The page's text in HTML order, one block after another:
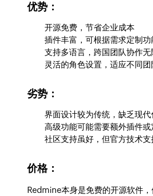
优势：
开源免费，节省企业成本
插件丰富，可根据需求定制功
支持多语言，跨国团队协作无
灵活的角色设置，适应不同团
劣势：
界面设计较为传统，缺乏现代
高级功能可能需要额外插件
社区支持虽好，但官方技术
价格：
Redmine本身是免费的开源软件